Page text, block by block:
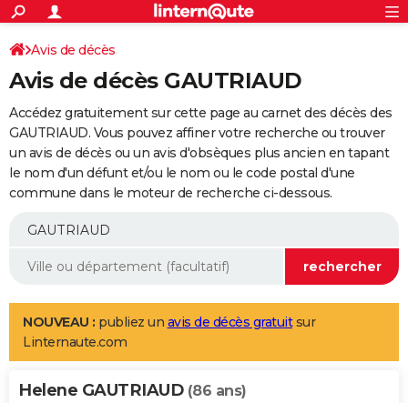
ACTUALITÉS
Politique
Société
Faits Divers
Education
Monde
Villes
+
SPORT
Coupe du monde 2026
Football
Tennis
Cyclisme
Rugby
Forum
Programme TV
TNT
Streaming
Cinéma
Sorties cinéma
Musique
+
FINANCE
Impôts
Immobilier
Risques naturels par ville
Banque
Assurance
Crédit
AUTO
Essais
Réserver un essai
Citadines
Berlines
SUV
Forum auto
+
Mobiles
Meilleur smartphone
Internet
Ordinateurs
Jeux vidéo
Guide high-tech
Aménagement intérieur
LIFESTYLE
Art de vivre
Bien-être
Loisirs
Mode
Modes de vie
Alimentation
Guide de la santé
Maladies
Médicaments
Sommeil
VOYAGE
Avis de décès
Avis de décès GAUTRIAUD
Accédez gratuitement sur cette page au carnet des décès des
GAUTRIAUD. Vous pouvez affiner votre recherche ou trouver
un avis de décès ou un avis d'obsèques plus ancien en tapant
le nom d'un défunt et/ou le nom ou le code postal d'une
commune dans le moteur de recherche ci-dessous.
NOUVEAU : publiez un avis de décès gratuitsur
Linternaute.com
Helene GAUTRIAUD (86 ans)